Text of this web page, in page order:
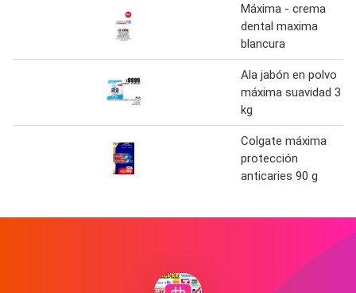
Máxima - crema
dental maxima
blancura
Ala jabón en polvo
máxima suavidad 3
kg
Colgate máxima
protección
anticaries 90 g